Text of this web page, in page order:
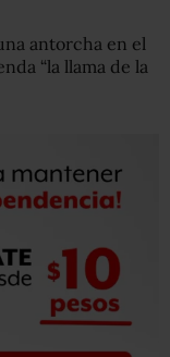
antorcha en el
“la llama de la